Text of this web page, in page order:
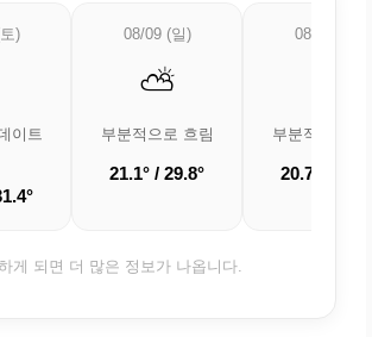
)
이트
08/09 (일)
⛅
부분적으로 흐림
21.1° / 29.8°
08/10 (월)
부분적으로 흐
20.7° /
게 되면 더 많은 정보가 나옵니다.